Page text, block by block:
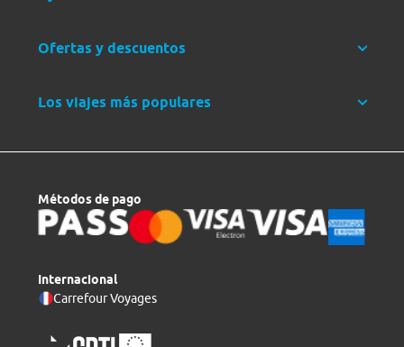
Ofertas y descuentos
Los viajes más populares
Métodos de pago
Internacional
Carrefour Voyages